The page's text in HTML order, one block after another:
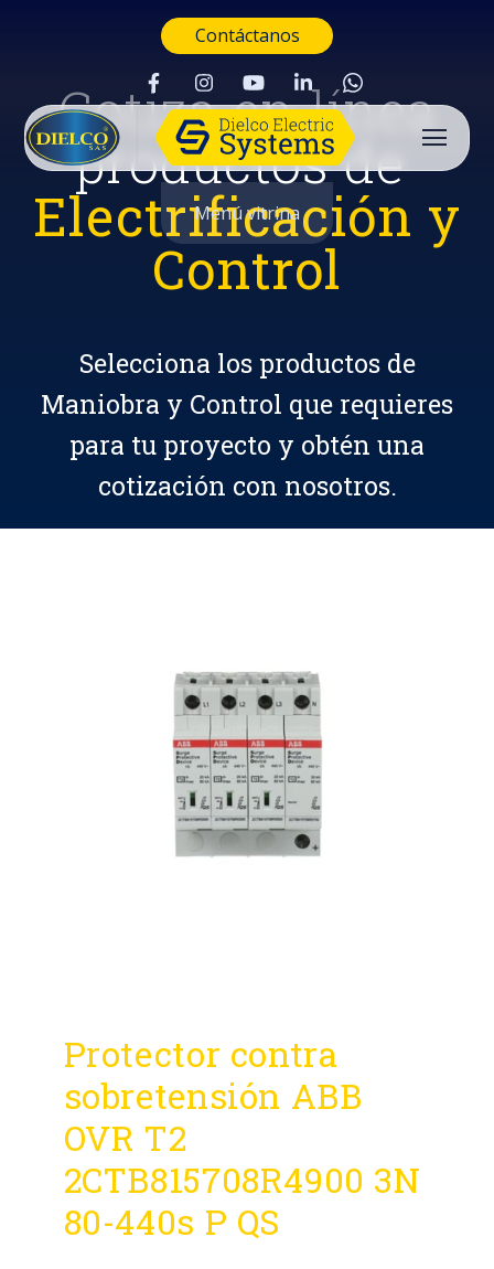
Contáctanos
Menú vitrina
Cotiza en línea
productos de
Electrificación y
Control
Selecciona los productos de
Maniobra y Control que requieres
para tu proyecto y obtén una
cotización con nosotros.
Protector contra
sobretensión ABB
OVR T2
2CTB815708R4900 3N
80-440s P QS